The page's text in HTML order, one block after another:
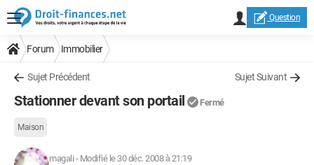
Question
Forum Immobilier
Sujet Précédent Sujet Suivant
Stationner devant son portail Fermé
Maison
magali - Modifié le 30 déc. 2008 à 21:19